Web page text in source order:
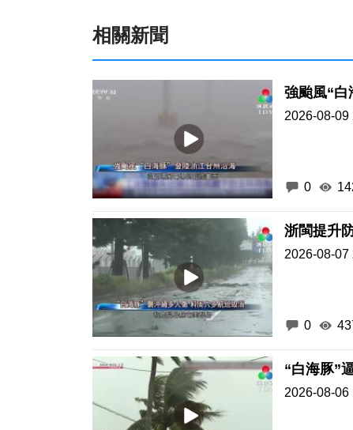
相關新聞
強颱風“白
2026-08-09
0
浙閩提升
2026-08-07
0
“白海豚”
2026-08-06